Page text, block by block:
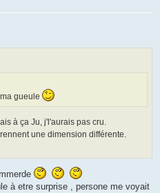
gueule
à ça Ju, j'l'aurais pas cru.
une dimension différente.
à etre surprise , persone me voyait